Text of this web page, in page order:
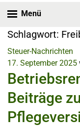
Menü
Schlagwort:
Steuer-Nachrichten
17. September 2025
Beiträge